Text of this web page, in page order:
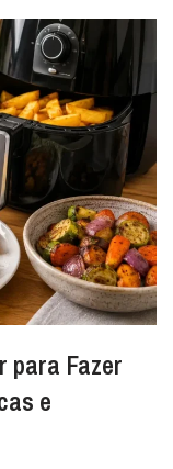
para Fazer
e